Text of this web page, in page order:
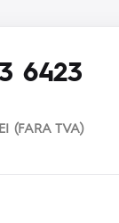
6423
(FARA TVA)